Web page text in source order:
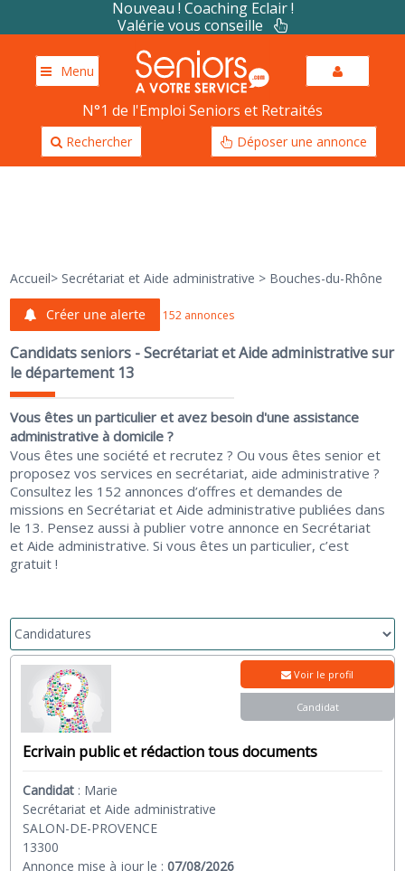
Nouveau ! Coaching Eclair !
Valérie vous conseille
Menu
N°1 de l'Emploi Seniors et Retraités
Rechercher Déposer une annonce
Accueil> Secrétariat et Aide administrative > Bouches-du-Rhône
Créer une alerte 152 annonces
Candidats seniors - Secrétariat et Aide administrative sur
le département 13
Vous êtes un particulier et avez besoin d'une assistance
administrative à domicile ?
Vous êtes une société et recrutez ? Ou vous êtes senior et
proposez vos services en secrétariat, aide administrative ?
Consultez les 152 annonces d’offres et demandes de
missions en Secrétariat et Aide administrative publiées dans
le 13. Pensez aussi à publier votre annonce en Secrétariat
et Aide administrative. Si vous êtes un particulier, c’est
gratuit !
Ecrivain public et rédaction tous documents
Candidat : Marie
Secrétariat et Aide administrative
SALON-DE-PROVENCE
13300
Annonce mise à jour le :07/08/2026
Voir le profil
Candidat